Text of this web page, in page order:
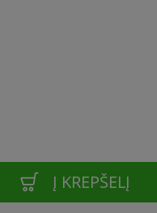
Į KREPŠELĮ